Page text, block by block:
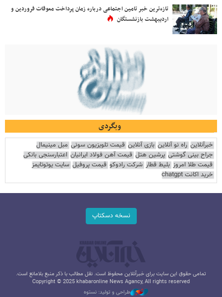
تازه‌ترین خبر تامین اجتماعی درباره زمان پرداخت معوقات فروردین و
اردیبهشت بازنشستگان
وبگردی
خبرآنلاین راه نو آنلاین بازی آنلاین قیمت تلویزیون سونی مبل مینیمال
جراح بینی گوشتی پرشین هتل قیمت آهن فولاد ایرانیان اعتبارسنجی بانکی
قیمت طلا امروز بلیط قطار شرکت رادوکو قیمت پروفیل سایت یوتوتایمز
خرید اکانت chatgpt
نسخه دسکتاپ
تمامی حقوق این سایت برای خبرآنلاین محفوظ است. نقل مطالب با ذکر منبع بلامانع است.
Copyright © 2025 khabaronline News Agancy, All rights reserved
طراحی و تولید: نستوه